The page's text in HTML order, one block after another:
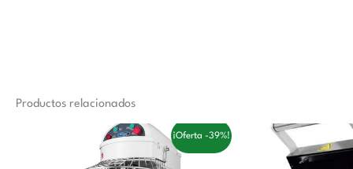
Productos relacionados
¡Oferta -39%!
El
precio
original
El
precio
actual
El
precio
original